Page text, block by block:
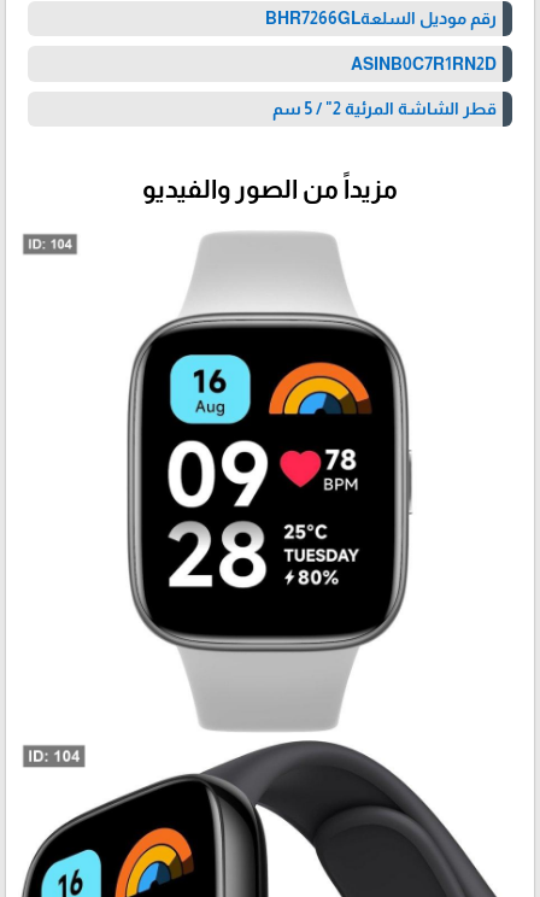
رقم موديل السلعة‎BHR7266GL
ASIN‎B0C7R1RN2D
قطر الشاشة المرئية 2" / 5 سم
مزيداً من الصور والفيديو